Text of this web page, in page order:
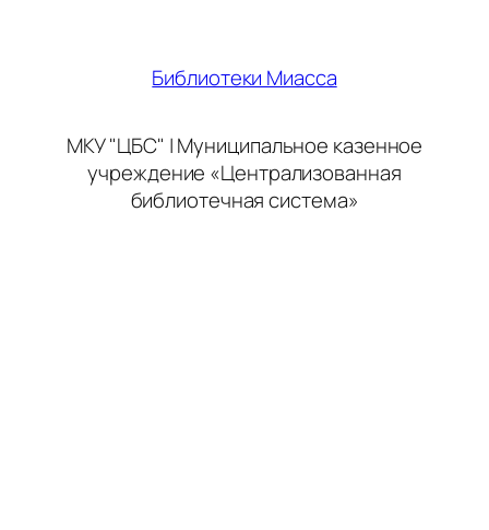
Библиотеки Миасса
МКУ "ЦБС" | Муниципальное казенное
учреждение «Централизованная
библиотечная система»